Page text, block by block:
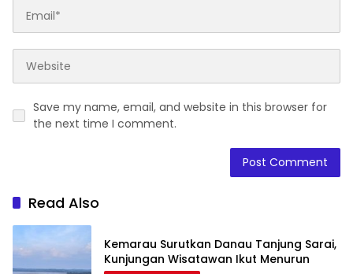
Save my name, email, and website in this browser for
the next time I comment.
Read Also
Kemarau Surutkan Danau Tanjung Sarai,
Kunjungan Wisatawan Ikut Menurun